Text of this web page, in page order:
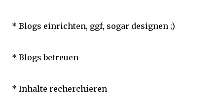
* Blogs einrichten, ggf, sogar designen ;)
* Blogs betreuen
* Inhalte recherchieren